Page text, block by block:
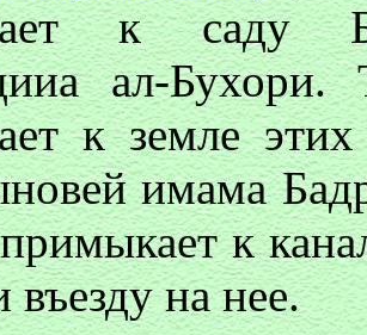
к саду
ал-Бухори.
к земле
имама
к
въезду на нее.